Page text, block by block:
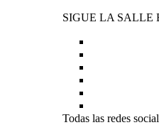
SIGUE LA SALLE
Todas las redes